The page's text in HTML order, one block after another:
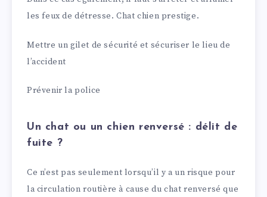
les feux de détresse. Chat chien prestige.
Mettre un gilet de sécurité et sécuriser le lieu de
l’accident
Prévenir la police
Un chat ou un chien renversé : délit de
fuite ?
Ce n’est pas seulement lorsqu’il y a un risque pour
la circulation routière à cause du chat renversé que